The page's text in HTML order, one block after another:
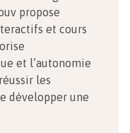
propose
et cours
et l’autonomie
les
développer une